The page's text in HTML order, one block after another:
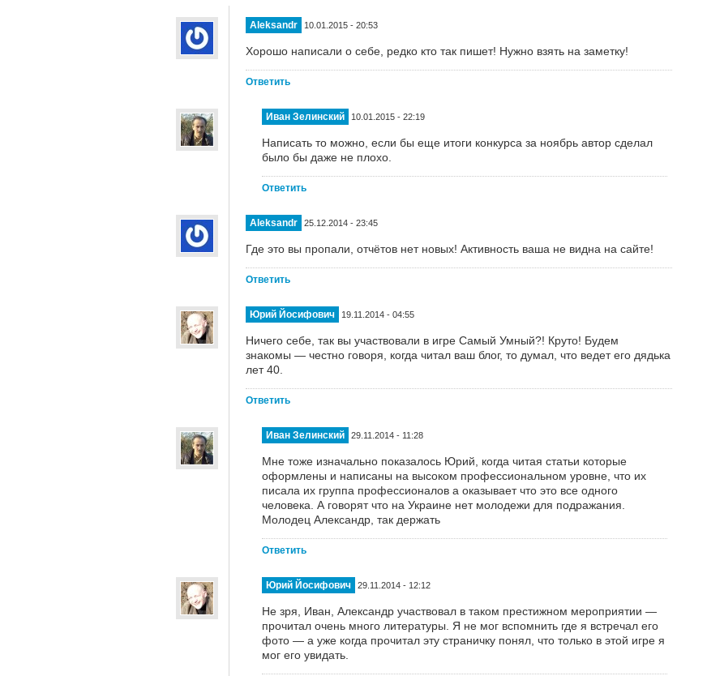
Aleksandr 10.01.2015 - 20:53
Хорошо написали о себе, редко кто так пишет! Нужно взять на заметку!
Ответить
Иван Зелинский 10.01.2015 - 22:19
Написать то можно, если бы еще итоги конкурса за ноябрь автор сделал
было бы даже не плохо.
Ответить
Aleksandr 25.12.2014 - 23:45
Где это вы пропали, отчётов нет новых! Активность ваша не видна на сайте!
Ответить
Юрий Йосифович 19.11.2014 - 04:55
Ничего себе, так вы участвовали в игре Самый Умный?! Круто! Будем
знакомы — честно говоря, когда читал ваш блог, то думал, что ведет его дядька
лет 40.
Ответить
Иван Зелинский 29.11.2014 - 11:28
Мне тоже изначально показалось Юрий, когда читая статьи которые
оформлены и написаны на высоком профессиональном уровне, что их
писала их группа профессионалов а оказывает что это все одного
человека. А говорят что на Украине нет молодежи для подражания.
Молодец Александр, так держать
Ответить
Юрий Йосифович 29.11.2014 - 12:12
Не зря, Иван, Александр участвовал в таком престижном мероприятии —
прочитал очень много литературы. Я не мог вспомнить где я встречал его
фото — а уже когда прочитал эту страничку понял, что только в этой игре я
мог его увидать.